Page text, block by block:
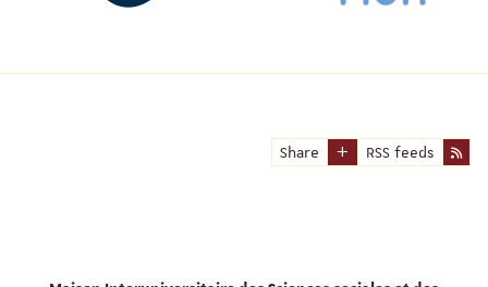
Share RSS feeds